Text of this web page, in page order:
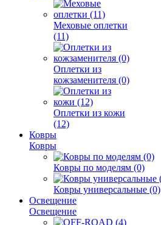
Меховые оплетки
(11)
Оплетки из
кожзаменителя (0)
Оплетки из кожи
(12)
Ковры
Ковры
Ковры по моделям (0)
Ковры универсальные (0)
Освещение
Освещение